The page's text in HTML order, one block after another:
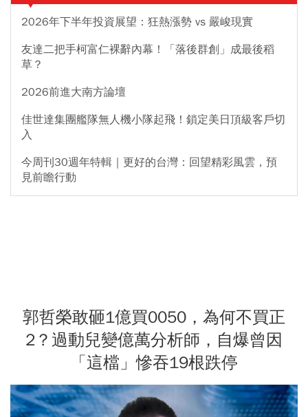
2026年下半年投資展望：狂熱漲勢 vs 嚴峻現實
友達二把手柯富仁裸辭內幕！「落後群創」成最後稻
草？
2026前進大南方論壇
佳世達集團艦隊無人機小隊起飛！鎖定美日頂級客戶切
入
今周刊30週年特輯｜更好的台灣：回望精彩風雲，預
見前瞻行動
郭哲榮敢砸1億買0050，為何不買正
2？過動兒變億萬分析師，自爆曾因
「這檔」慘吞19根跌停